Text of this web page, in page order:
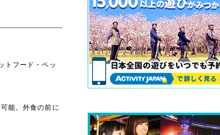
トフード・ペッ
能。外食の前に